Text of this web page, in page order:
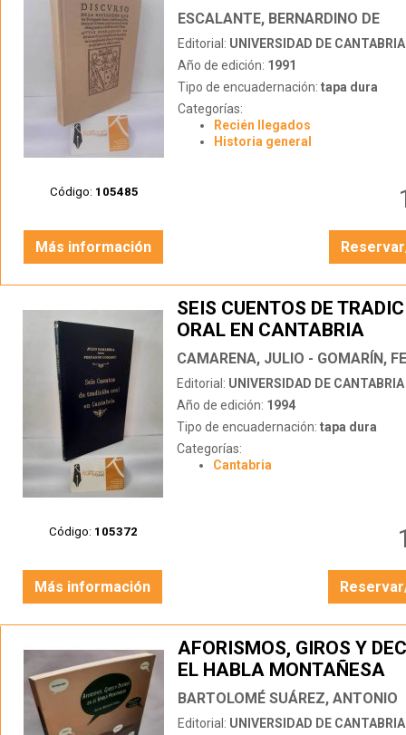
Código: 105485
LOS REINOS Y
ORIENTE Y DEL REINO DE
ESCALANTE, BERNARDINO DE
Editorial: UNIVERSIDAD DE CANTABRIA
Año de edición: 1991
Tipo de encuadernación: tapa dura
Categorías:
Recién llegados
Historia general
Más información
Código: 105372
SEIS CUENTOS DE
ORAL EN CANTABRIA
CAMARENA, JULIO - GOMARÍN,
Editorial: UNIVERSIDAD DE CANTABRIA
Año de edición: 1994
Tipo de encuadernación: tapa dura
Categorías:
Cantabria
Más información
AFORISMOS, GIROS Y
EL HABLA MONTAÑESA
BARTOLOMÉ SUÁREZ, ANTONIO
Editorial: UNIVERSIDAD DE CANTABRIA